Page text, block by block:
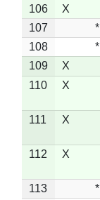
106
X
107
*
108
*
109
X
110
X
111 X
112 X
113
*